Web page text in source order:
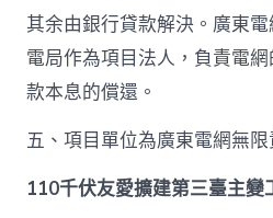
其余由銀行貸款解決。廣東
電局作為項目法人，負責電
款本息的償還。
五、項目單位為廣東電網無
110千伏友愛擴建第三臺主變